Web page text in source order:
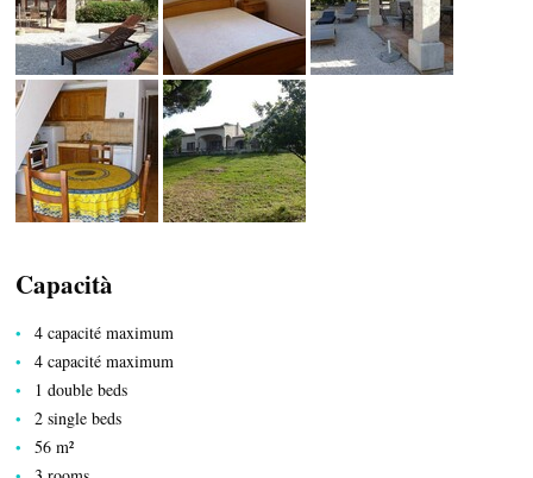
LATO AL NATURALE
SISTEMAZIONE
Capacità
4 capacité maximum
4 capacité maximum
1 double beds
2 single beds
56 m²